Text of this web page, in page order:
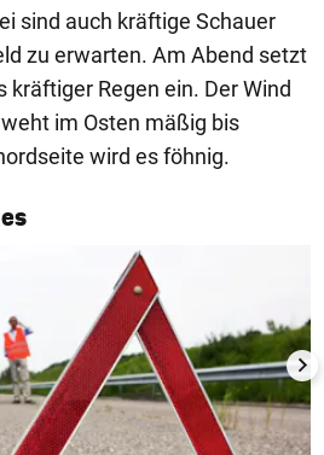
sind auch kräftige Schauer
zu erwarten. Am Abend setzt
kräftiger Regen ein. Der Wind
im Osten mäßig bis
wird es föhnig.